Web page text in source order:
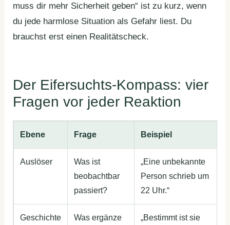
muss dir mehr Sicherheit geben“ ist zu kurz, wenn
du jede harmlose Situation als Gefahr liest. Du
brauchst erst einen Realitätscheck.
Der Eifersuchts-Kompass: vier
Fragen vor jeder Reaktion
Ebene Frage Beispiel
Auslöser
Was ist
beobachtbar
passiert?
„Eine unbekannte
Person schrieb um
22 Uhr.“
Geschichte
Was ergänze
„Bestimmt ist sie